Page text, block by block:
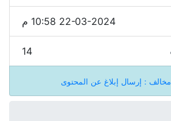
22-03-2024 10:58 م
14
: إرسال إبلاغ عن المحتوى